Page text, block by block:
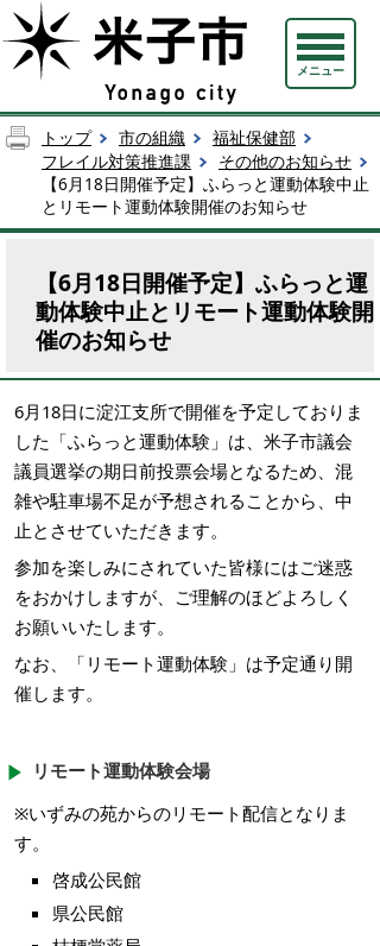
メニュー
トップ 市の組織
福祉保健部
フレイル対策推進課
その他のお知らせ
【6月18日開催予定】ふらっと運動体験中止
とリモート運動体験開催のお知らせ
【6月18日開催予定】ふらっと運
動体験中止とリモート運動体験開
催のお知らせ
6月18日に淀江支所で開催を予定しておりま
した「ふらっと運動体験」は、米子市議会
議員選挙の期日前投票会場となるため、混
雑や駐車場不足が予想されることから、中
止とさせていただきます。
参加を楽しみにされていた皆様にはご迷惑
をおかけしますが、ご理解のほどよろしく
お願いいたします。
なお、「リモート運動体験」は予定通り開
催します。
リモート運動体験会場
※いずみの苑からのリモート配信となりま
す。
啓成公民館
県公民館